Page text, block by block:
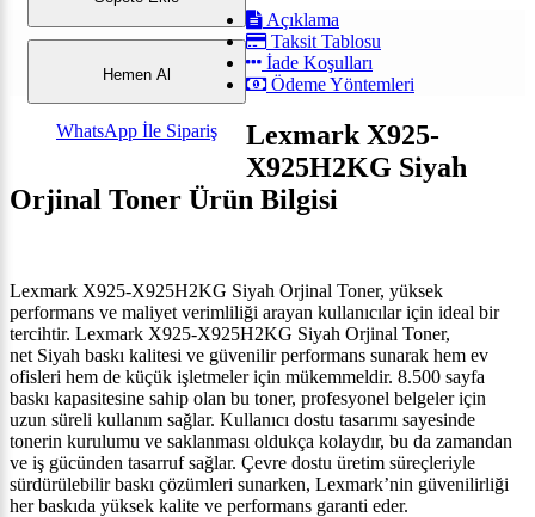
Hemen Al
WhatsApp İle Sipariş
Açıklama
Taksit Tablosu
İade Koşulları
Ödeme Yöntemleri
Lexmark X925-
X925H2KG Siyah
Orjinal Toner Ürün Bilgisi
Lexmark X925-X925H2KG Siyah Orjinal Toner, yüksek
performans ve maliyet verimliliği arayan kullanıcılar için ideal bir
tercihtir. Lexmark X925-X925H2KG Siyah Orjinal Toner,
net Siyah baskı kalitesi ve güvenilir performans sunarak hem ev
ofisleri hem de küçük işletmeler için mükemmeldir. 8.500 sayfa
baskı kapasitesine sahip olan bu toner, profesyonel belgeler için
uzun süreli kullanım sağlar. Kullanıcı dostu tasarımı sayesinde
tonerin kurulumu ve saklanması oldukça kolaydır, bu da zamandan
ve iş gücünden tasarruf sağlar. Çevre dostu üretim süreçleriyle
sürdürülebilir baskı çözümleri sunarken, Lexmark’nin güvenilirliği
her baskıda yüksek kalite ve performans garanti eder.